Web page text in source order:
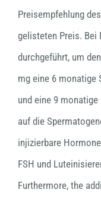
Preisempfehlung
gelisteten Preis. Bei
durchgeführt, um
mg eine 6 monatige
und eine 9
auf die
injizierbare
FSH und
Furthermore, the